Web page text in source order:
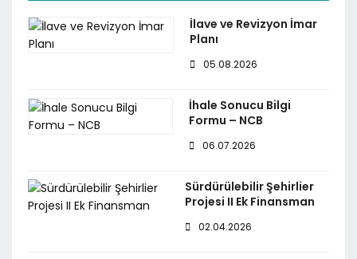
İlave ve Revizyon İmar
Planı
05.08.2026
İhale Sonucu Bilgi
Formu – NCB
06.07.2026
Sürdürülebilir Şehirlier
Projesi II Ek Finansman
02.04.2026